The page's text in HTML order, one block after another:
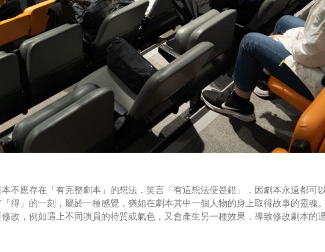
不應存在「有完整劇本」的想法，笑言「有這想法便是錯」，因劇本永遠都可
得」的一刻，屬於一種感覺，猶如在劇本其中一個人物的身上取得故事的靈魂
改，例如遇上不同演員的特質或氣色，又會產生另一種效果，導致修改劇本的